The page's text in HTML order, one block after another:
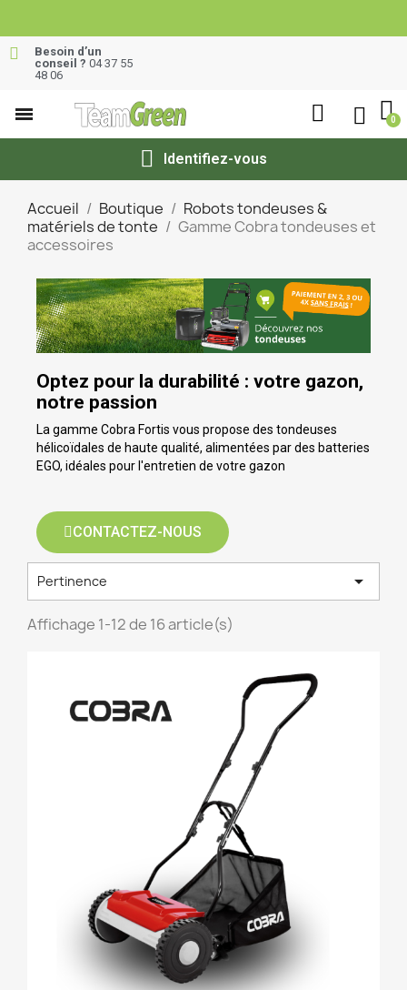
Besoin d’un
conseil ? 04 37 55
48 06
Identifiez-vous
Accueil Boutique
Robots tondeuses &
matériels de tonte
Gamme Cobra tondeuses et
accessoires
Optez pour la durabilité : votre gazon,
notre passion
La gamme Cobra Fortis vous propose des tondeuses
hélicoïdales de haute qualité, alimentées par des batteries
EGO, idéales pour l'entretien de votre gazon
CONTACTEZ-NOUS
Pertinence 
Affichage 1-12 de 16 article(s)